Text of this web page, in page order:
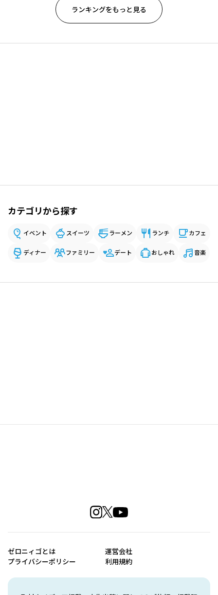
ランキングをもっと見る
カテゴリから探す
イベント スイーツ ラーメン ランチ カフェ
ディナー ファミリー デート おしゃれ 音楽
ゼロニィゴとは
運営会社
プライバシーポリシー
利用規約